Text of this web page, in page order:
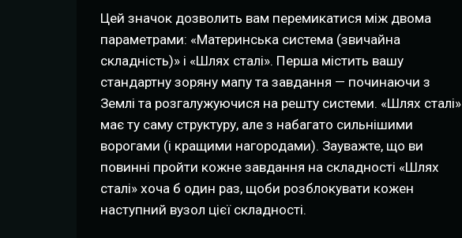
Цей значок дозволить вам перемикатися між двома
параметрами: «Материнська система (звичайна
складність)» і «Шлях сталі». Перша містить вашу
стандартну зоряну мапу та завдання — починаючи з
Землі та розгалужуючися на решту системи. «Шлях сталі»
має ту саму структуру, але з набагато сильнішими
ворогами (і кращими нагородами). Зауважте, що ви
повинні пройти кожне завдання на складності «Шлях
сталі» хоча б один раз, щоби розблокувати кожен
наступний вузол цієї складності.